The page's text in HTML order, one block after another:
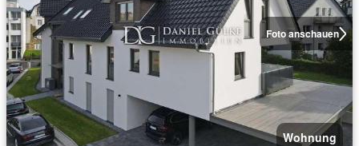
Foto anschauen
Wohnung